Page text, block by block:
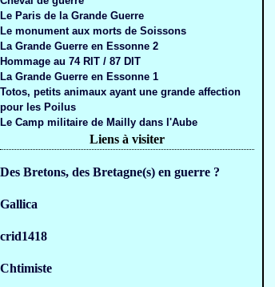
Le Paris de la Grande Guerre
Le monument aux morts de Soissons
La Grande Guerre en Essonne 2
Hommage au 74 RIT / 87 DIT
La Grande Guerre en Essonne 1
Totos, petits animaux ayant une grande affection
pour les Poilus
Le Camp militaire de Mailly dans l'Aube
Liens à visiter
Des Bretons, des Bretagne(s) en guerre ?
Gallica
crid1418
Chtimiste